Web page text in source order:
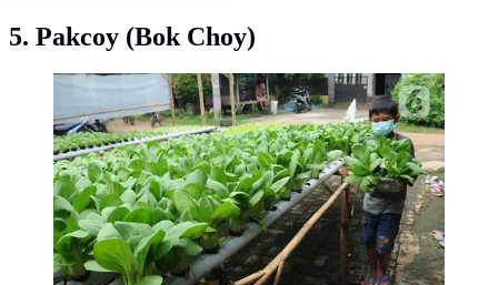
5. Pakcoy (Bok Choy)